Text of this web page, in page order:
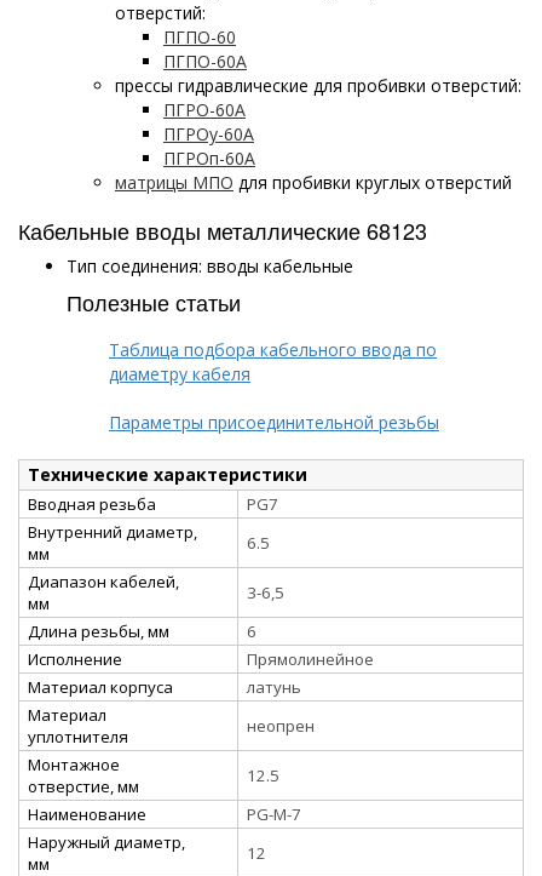
отверстий:
ПГПО-60
ПГПО-60А
прессы гидравлические для пробивки отверстий:
ПГРО-60А
ПГРОу-60А
ПГРОп-60А
матрицы МПО для пробивки круглых отверстий
Кабельные вводы металлические 68123
Тип соединения: вводы кабельные
Полезные статьи
Таблица подбора кабельного ввода по
диаметру кабеля
Параметры присоединительной резьбы
Технические характеристики
Вводная резьба
PG7
Внутренний диаметр,
мм
6.5
Диапазон кабелей,
мм
3-6,5
Длина резьбы, мм
6
Исполнение
Прямолинейное
Материал корпуса
латунь
Материал
уплотнителя
неопрен
Монтажное
отверстие, мм
12.5
Наименование
PG-M-7
Наружный диаметр,
мм
12